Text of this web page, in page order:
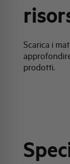
Scarica i
prodotti.